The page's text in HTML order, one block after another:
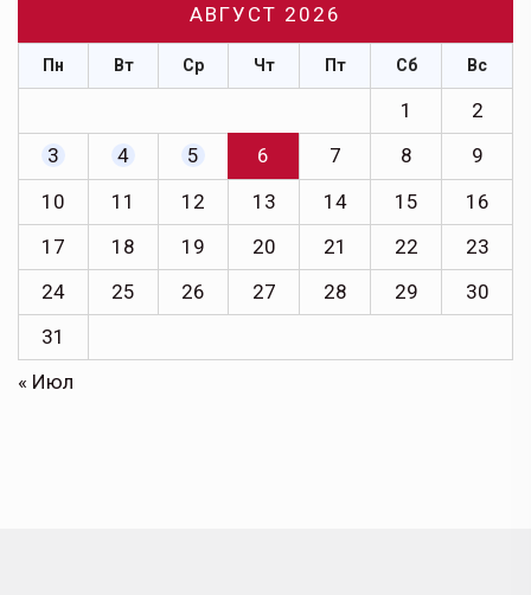
АВГУСТ 2026
Пн Вт Ср Чт Пт Сб Вс
1
2
3
4 5 6 7 8
9
10
11 12 13 14 15
16
17
18 19 20 21 22
23
24
25 26 27 28 29
30
31
« Июл